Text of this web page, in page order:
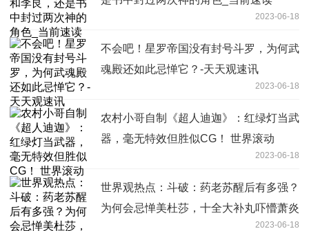
2023-06-18
不会吧！星罗帝国没有封号斗罗，为何武
魂殿还如此忌惮它？-天天观速讯
2023-06-18
农村小哥自制《超人迪迦》：红绿灯当武
器，毫无特效但胜似CG！ 世界滚动
2023-06-18
世界观热点：斗破：药老苏醒后有多强？
为何会忌惮美杜莎，十全大补丸吓懵萧炎
2023-06-18